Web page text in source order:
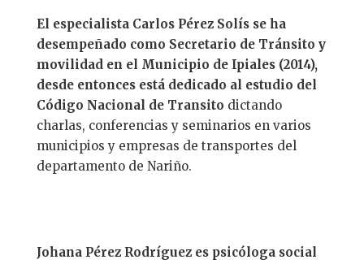
El especialista Carlos Pérez Solís se ha
desempeñado como Secretario de Tránsito y
movilidad en el Municipio de Ipiales (2014),
desde entonces está dedicado al estudio del
Código Nacional de Transito dictando
charlas, conferencias y seminarios en varios
municipios y empresas de transportes del
departamento de Nariño.
Johana Pérez Rodríguez es psicóloga social